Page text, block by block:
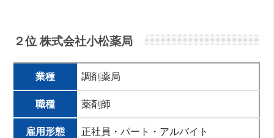
２位 株式会社小松薬局
業種 調剤薬局
職種 薬剤師
雇用形態 正社員・パート・アルバイト